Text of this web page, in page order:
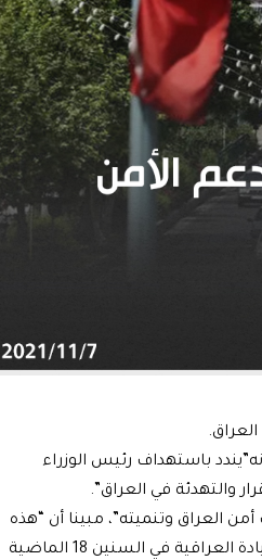
العراق.
باستهداف رئيس الوزراء
والتهدئة في العراق”.
العراق وتنميته”، مبينا أن “هذه
الحوادث تأتي في مسار مصالح أطراف سعت للاعتداء على الأمن والاستقرار والسيادة العراقية في السنين 18 الماضية